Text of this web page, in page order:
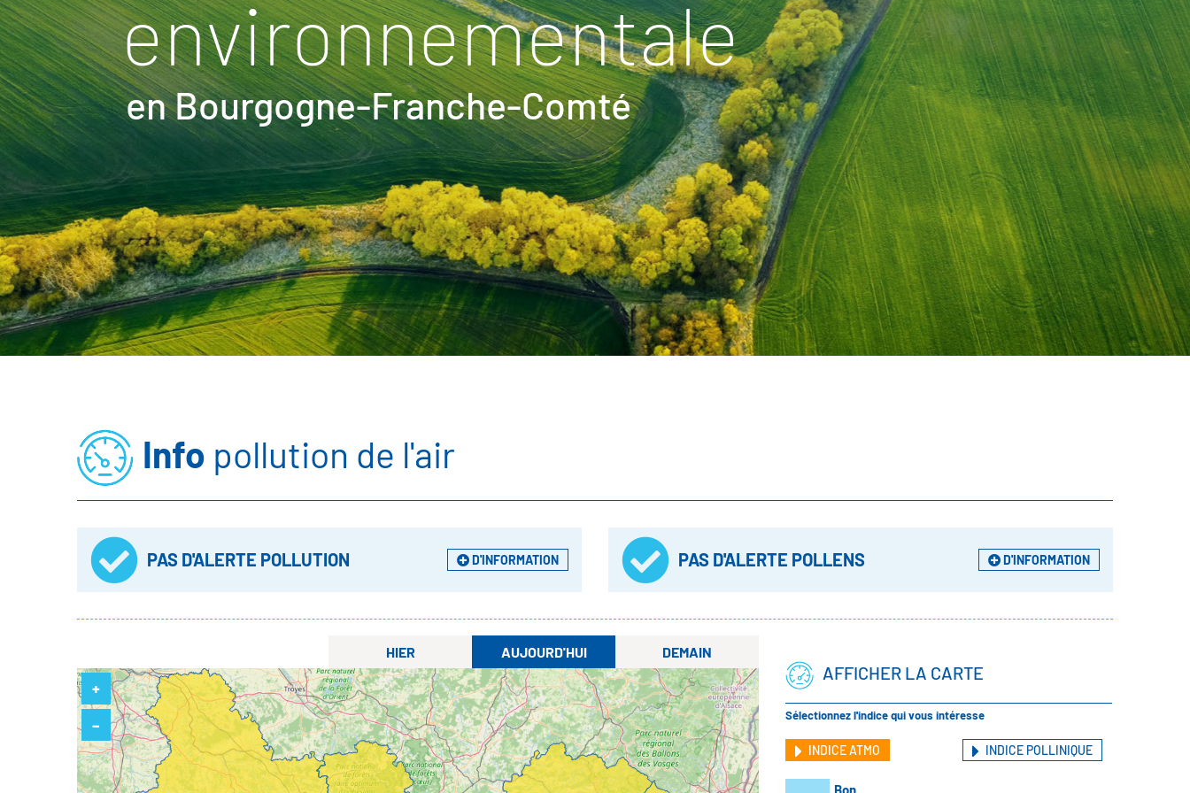
environnementale
en Bourgogne-Franche-Comté
Info pollution de l'air
PAS D'ALERTE POLLUTION D'INFORMATION PAS D'ALERTE POLLENS D'INFORMATION
HIER AUJOURD'HUI DEMAIN
+
–
AFFICHER LA CARTE
Sélectionnez l'indice qui vous intéresse
INDICE ATMO INDICE POLLINIQUE
Bon